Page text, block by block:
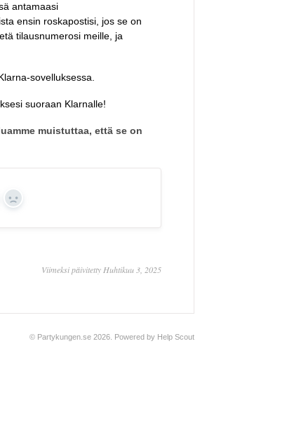
antamaasi
ensin roskapostisi, jos se on
tilausnumerosi meille, ja
sovelluksessa.
suoraan Klarnalle!
muistuttaa, että se on
No
Viimeksi päivitetty Huhtikuu 3, 2025
© Partykungen.se 2026. Powered by Help Scout